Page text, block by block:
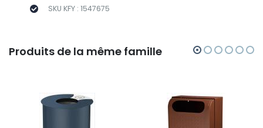
SKU KFY : 1547675
Produits de la même famille